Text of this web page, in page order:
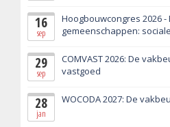
16
sep
Hoogbouwcongres 2026
gemeenschappen:
29
sep
COMVAST 2026: De
vastgoed
28
jan
WOCODA 2027: De